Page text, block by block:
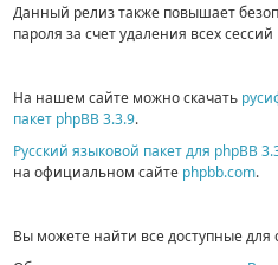
Данный релиз также повышает
пароля за счет удаления всех
На нашем сайте можно скачать
пакет phpBB 3.3.9.
Русский языковой пакет для phpBB
на официальном сайте phpbb.com.
Вы можете найти все доступные